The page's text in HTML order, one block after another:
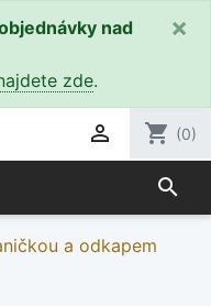
nad
zde.
×
 shopping_cart (0)
search
a odkapem